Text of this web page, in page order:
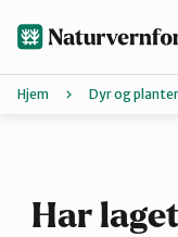
Finn ditt lokallag
Agder
Hjem Dyr og planter
Har